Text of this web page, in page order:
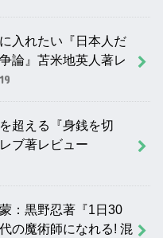
入れたい『日本人だ
論』苫米地英人著レ
超える『身銭を切
ブ著レビュー
：黒野忍著『1日30
の魔術師になれる! 混